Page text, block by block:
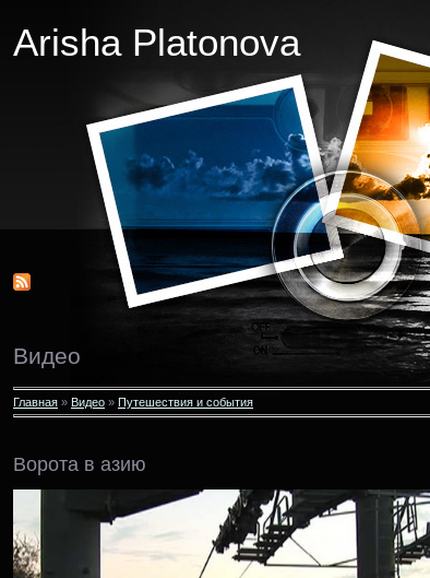
Arisha Platonova
Видео
Главная » Видео » Путешествия и события
Ворота в азию